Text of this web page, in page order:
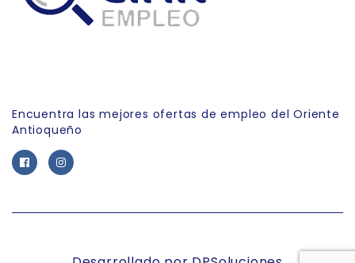
Encuentra las mejores ofertas de empleo del Oriente
Antioqueño